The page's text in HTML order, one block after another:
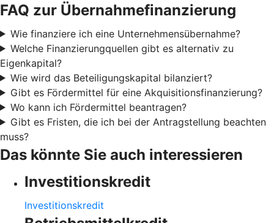
FAQ zur Übernahmefinanzierung
Wie finanziere ich eine Unternehmensübernahme?
Welche Finanzierungquellen gibt es alternativ zu
Eigenkapital?
Wie wird das Beteiligungskapital bilanziert?
Gibt es Fördermittel für eine Akquisitionsfinanzierung?
Wo kann ich Fördermittel beantragen?
Gibt es Fristen, die ich bei der Antragstellung beachten
muss?
Das könnte Sie auch interessieren
Investitionskredit
Investitionskredit